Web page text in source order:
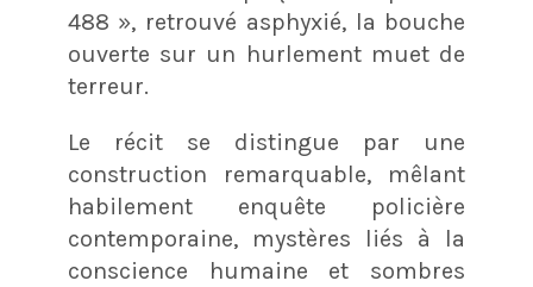
488 », retrouvé asphyxié, la bouche
ouverte sur un hurlement muet de
terreur.
Le récit se distingue par une
construction remarquable, mêlant
habilement enquête policière
contemporaine, mystères liés à la
conscience humaine et sombres